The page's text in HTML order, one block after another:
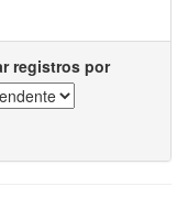
registros por